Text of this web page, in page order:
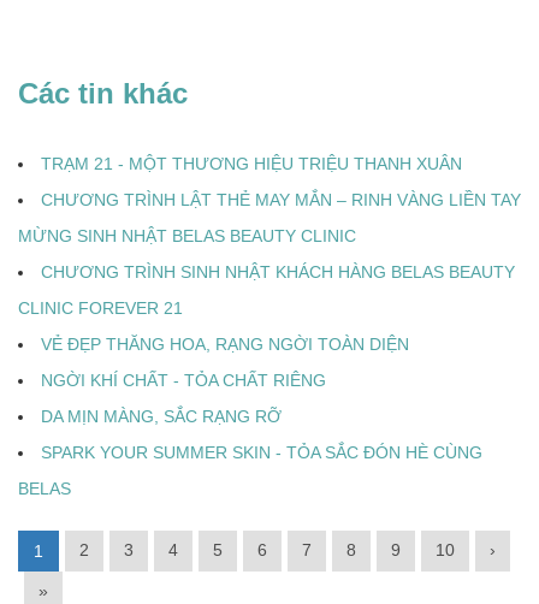
Các tin khác
TRẠM 21 - MỘT THƯƠNG HIỆU TRIỆU THANH XUÂN
CHƯƠNG TRÌNH LẬT THẺ MAY MẮN – RINH VÀNG LIỀN TAY
MỪNG SINH NHẬT BELAS BEAUTY CLINIC
CHƯƠNG TRÌNH SINH NHẬT KHÁCH HÀNG BELAS BEAUTY
CLINIC FOREVER 21
VẺ ĐẸP THĂNG HOA, RẠNG NGỜI TOÀN DIỆN
NGỜI KHÍ CHẤT - TỎA CHẤT RIÊNG
DA MỊN MÀNG, SẮC RẠNG RỠ
SPARK YOUR SUMMER SKIN - TỎA SẮC ĐÓN HÈ CÙNG
BELAS
1 2 3 4 5 6 7 8 9 10 ›
»